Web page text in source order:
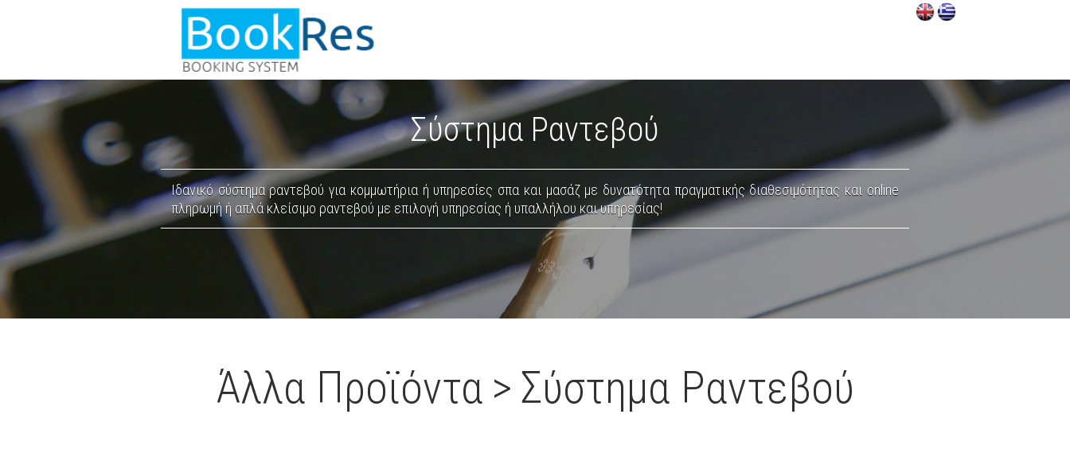
Σύστημα Ραντεβού
Ιδανικό σύστημα ραντεβού για κομμωτήρια ή υπηρεσίες σπα και μασάζ με δυνατότητα πραγματικής διαθεσιμότητας και online
πληρωμή ή απλά κλείσιμο ραντεβού με επιλογή υπηρεσίας ή υπαλλήλου και υπηρεσίας!
Άλλα Προϊόντα > Σύστημα Ραντεβού